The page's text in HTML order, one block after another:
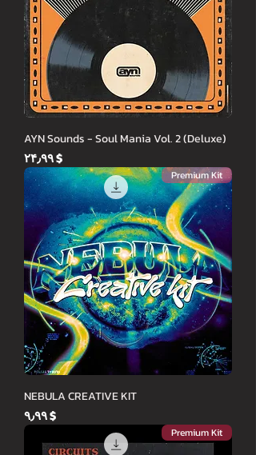
AYN Sounds - Soul Mania Vol. 2 (Deluxe)
Price
$ ۲۴٫۹۹
Premium Kit
NEBULA CREATIVE KIT
Price
$ ۹٫۹۹
Premium Kit